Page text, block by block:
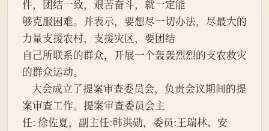
件，团结一致，艰苦奋斗，就一定能
够克服困难。并表示，要想尽一切办法，尽最大的
力量支援农村，支援灾区，要团结
自己所联系的群众，开展一个轰轰烈烈的支农救灾
的群众运动。
案审查工作。提案审查委员会主
任: 徐佐夏，副主任:韩洪勋，委员:王瑞林、安